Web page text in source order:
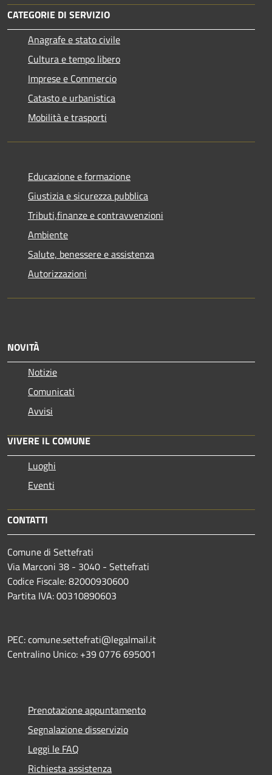
CATEGORIE DI SERVIZIO
Anagrafe e stato civile
Cultura e tempo libero
Imprese e Commercio
Catasto e urbanistica
Mobilità e trasporti
Educazione e formazione
Giustizia e sicurezza pubblica
Tributi,finanze e contravvenzioni
Ambiente
Salute, benessere e assistenza
Autorizzazioni
NOVITÀ
Notizie
Comunicati
Avvisi
VIVERE IL COMUNE
Luoghi
Eventi
CONTATTI
Comune di Settefrati
Via Marconi 38 - 3040 - Settefrati
Codice Fiscale: 82000930600
Partita IVA: 00310890603
PEC: comune.settefrati@legalmail.it
Centralino Unico: +39 0776 695001
Prenotazione appuntamento
Segnalazione disservizio
Leggi le FAQ
Richiesta assistenza